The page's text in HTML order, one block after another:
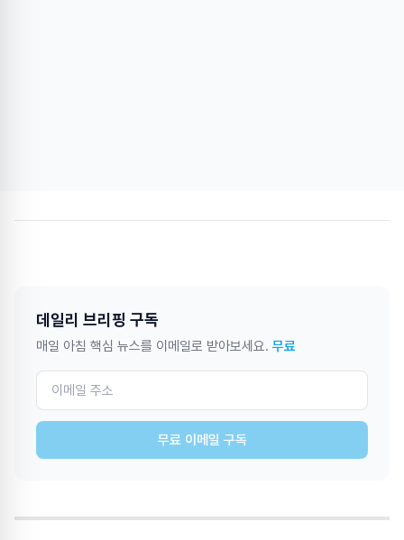
데일리 브리핑 구독
매일 아침 핵심 뉴스를 이메일로 받아보세요. 무료
무료 이메일 구독